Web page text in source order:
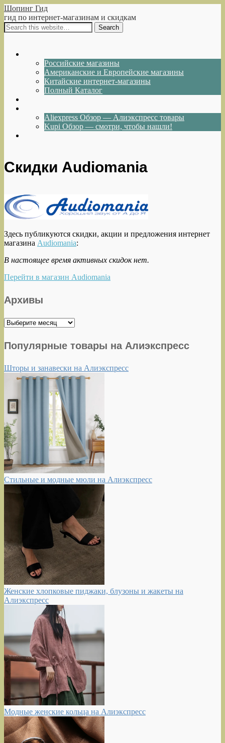
Шопинг Гид
гид по интернет-магазинам и скидкам
Российские магазины
Американские и Европейские магазины
Китайские интернет-магазины
Полный Каталог
Aliexpress Обзор — Алиэкспресс товары
Kupi Обзор — смотри, чтобы нашли!
Скидки Audiomania
Здесь публикуются скидки, акции и предложения интернет
магазина Audiomania:
В настоящее время активных скидок нет.
Перейти в магазин Audiomania
Архивы
Архивы
Популярные товары на Алиэкспресс
Шторы и занавески на Алиэкспресс
Стильные и модные мюли на Алиэкспресс
Женские хлопковые пиджаки, блузоны и жакеты на
Алиэкспресс
Модные женские кольца на Алиэкспресс